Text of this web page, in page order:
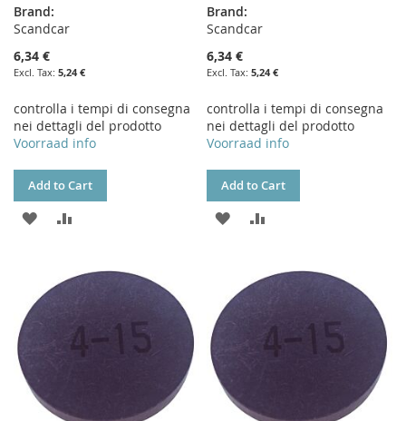
Brand:
Scandcar
6,34 €
5,24 €
controlla i tempi di consegna
nei dettagli del prodotto
Voorraad info
Add to Cart
ADD
WISHCOMPARE
Brand:
Scandcar
6,34 €
5,24 €
controlla i tempi di consegna
nei dettagli del prodotto
Voorraad info
Add to Cart
ADD
WISHCOMPARE